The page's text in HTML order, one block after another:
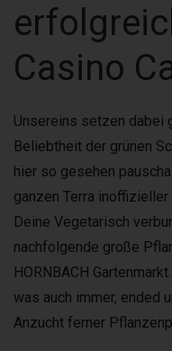
Casino
Unsereins setzen dabei
Beliebtheit der grünen
hier so gesehen
ganzen Terra
Deine Vegetarisch
nachfolgende große
HORNBACH
was auch immer, ended
Anzucht ferner